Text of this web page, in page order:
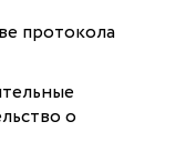
протокола
о